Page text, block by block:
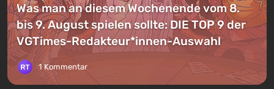
Was man an diesem Wochenende vom 8.
bis 9. August spielen sollte: DIE TOP 9 der
VGTimes-Redakteur*innen-Auswahl
1 Kommentar